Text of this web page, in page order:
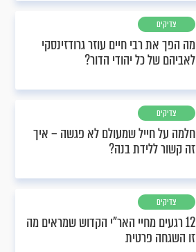
צדיקים
מה הפך את רבי חיים עוזר גרודזינסקי
לאביהם של כל יהודי הדור?
צדיקים
חלמה על חייל שמעולם לא פגשה – איך
זה קשור ללידת בנה?
צדיקים
12 רגעים מחיי האר"י הקדוש שמראים מה
זו השגחה פרטית